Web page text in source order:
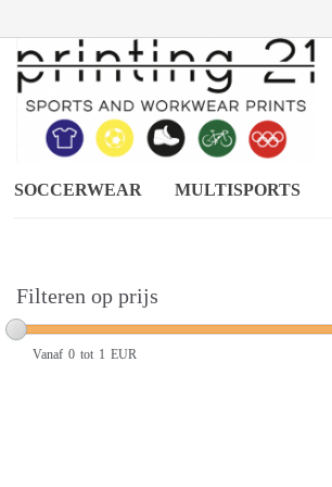
SOCCERWEAR MULTISPORTS
Filteren op prijs
Vanaf 0 tot 1 EUR